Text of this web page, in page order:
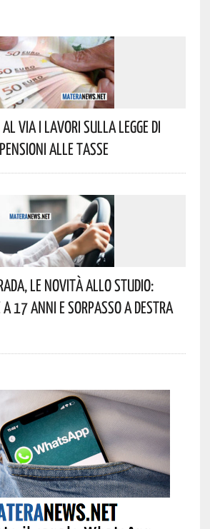
Via I Lavori Sulla Legge Di
Alle Tasse
Le Novità Allo Studio:
17 Anni E Sorpasso A Destra